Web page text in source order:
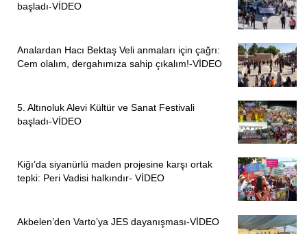
başladı-VİDEO
Analardan Hacı Bektaş Veli anmaları için çağrı:
Cem olalım, dergahımıza sahip çıkalım!-VİDEO
5. Altınoluk Alevi Kültür ve Sanat Festivali
başladı-VİDEO
Kiğı’da siyanürlü maden projesine karşı ortak
tepki: Peri Vadisi halkındır- VİDEO
Akbelen’den Varto’ya JES dayanışması-VİDEO